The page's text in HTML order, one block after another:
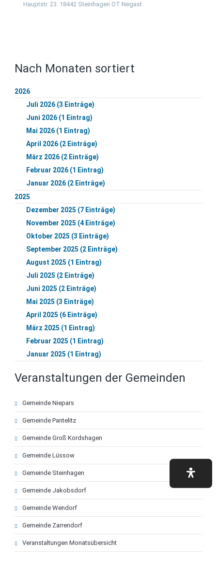
Hauptstr. 23. 18442 Steinhagen OT Negast
Nach Monaten sortiert
2026
Juli 2026 (3 Einträge)
Juni 2026 (1 Eintrag)
Mai 2026 (1 Eintrag)
April 2026 (2 Einträge)
März 2026 (2 Einträge)
Februar 2026 (1 Eintrag)
Januar 2026 (2 Einträge)
2025
Dezember 2025 (7 Einträge)
November 2025 (4 Einträge)
Oktober 2025 (3 Einträge)
September 2025 (2 Einträge)
August 2025 (1 Eintrag)
Juli 2025 (2 Einträge)
Juni 2025 (2 Einträge)
Mai 2025 (3 Einträge)
April 2025 (6 Einträge)
März 2025 (1 Eintrag)
Februar 2025 (1 Eintrag)
Januar 2025 (1 Eintrag)
Veranstaltungen der Gemeinden
Navigation
überspringen
Gemeinde Niepars
Gemeinde Pantelitz
Gemeinde Groß Kordshagen
Gemeinde Lüssow
Gemeinde Steinhagen
Gemeinde Jakobsdorf
Gemeinde Wendorf
Gemeinde Zarrendorf
Veranstaltungen Monatsübersicht